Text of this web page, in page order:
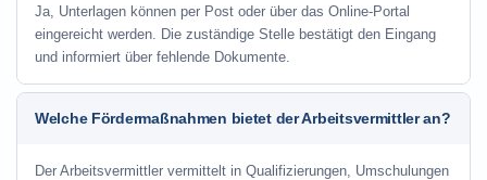
Ja, Unterlagen können per Post oder über das Online-Portal
eingereicht werden. Die zuständige Stelle bestätigt den Eingang
und informiert über fehlende Dokumente.
Welche Fördermaßnahmen bietet der Arbeitsvermittler an?
Der Arbeitsvermittler vermittelt in Qualifizierungen, Umschulungen